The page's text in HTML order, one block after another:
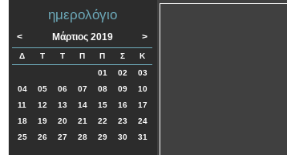
ημερολόγιο
< Μάρτιος 2019 >
Δ Τ Τ Π Π Σ
Κ
01
02
03
04
05 06 07 08 09
10
11
12 13 14 15 16
17
18
19 20 21 22 23
24
25
26 27 28 29 30 31